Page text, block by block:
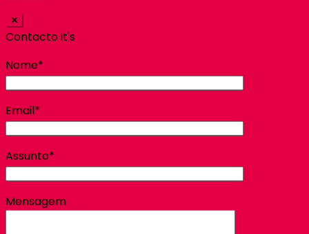
Contacto it's
Nome*
Email*
Assunto*
Mensagem